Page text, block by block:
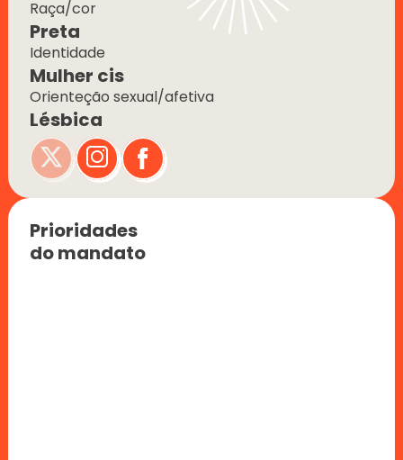
Preta
Raça/cor
Mulher cis
Identidade
Lésbica
Orienteção sexual/afetiva
Prioridades
do mandato